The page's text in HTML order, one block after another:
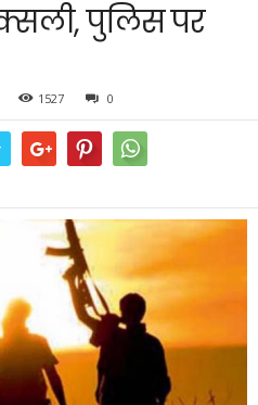
पुलिस पर
1527 0